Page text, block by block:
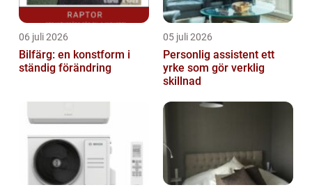
06 juli 2026
Bilfärg: en konstform i
ständig förändring
05 juli 2026
Personlig assistent ett
yrke som gör verklig
skillnad